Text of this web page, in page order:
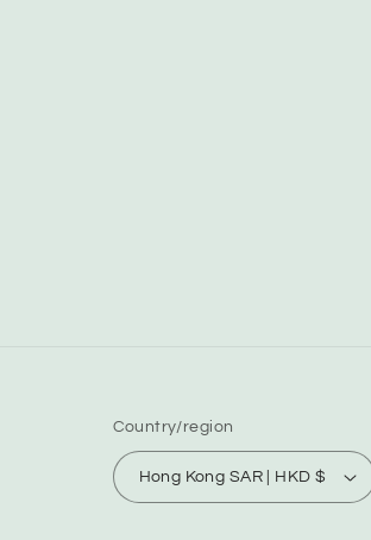
Country/region
Hong Kong SAR | HKD $